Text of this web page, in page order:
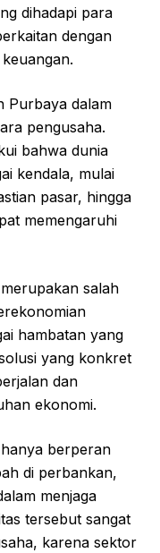
dihadapi para
dengan
Purbaya dalam
pengusaha.
bahwa dunia
kendala, mulai
pasar, hingga
memengaruhi
salah
hambatan yang
yang konkret
dan
ekonomi.
berperan
di perbankan,
menjaga
tersebut sangat
karena sektor